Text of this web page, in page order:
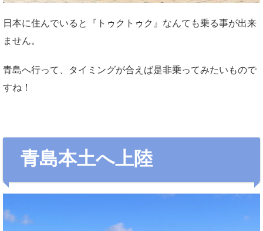
日本に住んでいると『トゥクトゥク』なんても乗る事が出来
ません。
青島へ行って、タイミングが合えば是非乗ってみたいもので
すね！
青島本土へ上陸